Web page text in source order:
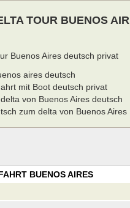
TOUR BUENOS
Buenos Aires deutsch privat
aires deutsch
mit Boot deutsch privat
von Buenos Aires deutsch
zum delta von Buenos Aires
BUENOS AIRES